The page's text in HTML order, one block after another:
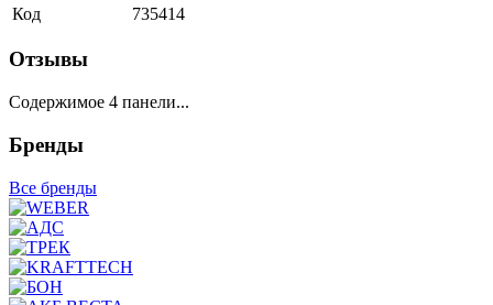
Код
735414
Отзывы
Содержимое 4 панели...
Бренды
Все бренды